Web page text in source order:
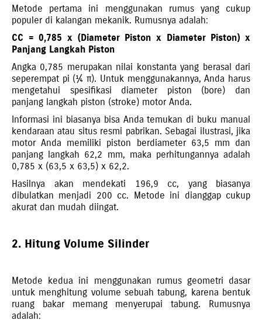
Metode pertama ini menggunakan rumus yang cukup
populer di kalangan mekanik. Rumusnya adalah:
CC = 0,785 x (Diameter Piston x Diameter Piston) x
Panjang Langkah Piston
Angka 0,785 merupakan nilai konstanta yang berasal dari
seperempat pi (¼ π). Untuk menggunakannya, Anda harus
mengetahui spesifikasi diameter piston (bore) dan
panjang langkah piston (stroke) motor Anda.
Informasi ini biasanya bisa Anda temukan di buku manual
kendaraan atau situs resmi pabrikan. Sebagai ilustrasi, jika
motor Anda memiliki piston berdiameter 63,5 mm dan
panjang langkah 62,2 mm, maka perhitungannya adalah
0,785 x (63,5 x 63,5) x 62,2.
Hasilnya akan mendekati 196,9 cc, yang biasanya
dibulatkan menjadi 200 cc. Metode ini dianggap cukup
akurat dan mudah diingat.
2. Hitung Volume Silinder
Metode kedua ini menggunakan rumus geometri dasar
untuk menghitung volume sebuah tabung, karena bentuk
ruang bakar memang menyerupai tabung. Rumusnya
adalah: